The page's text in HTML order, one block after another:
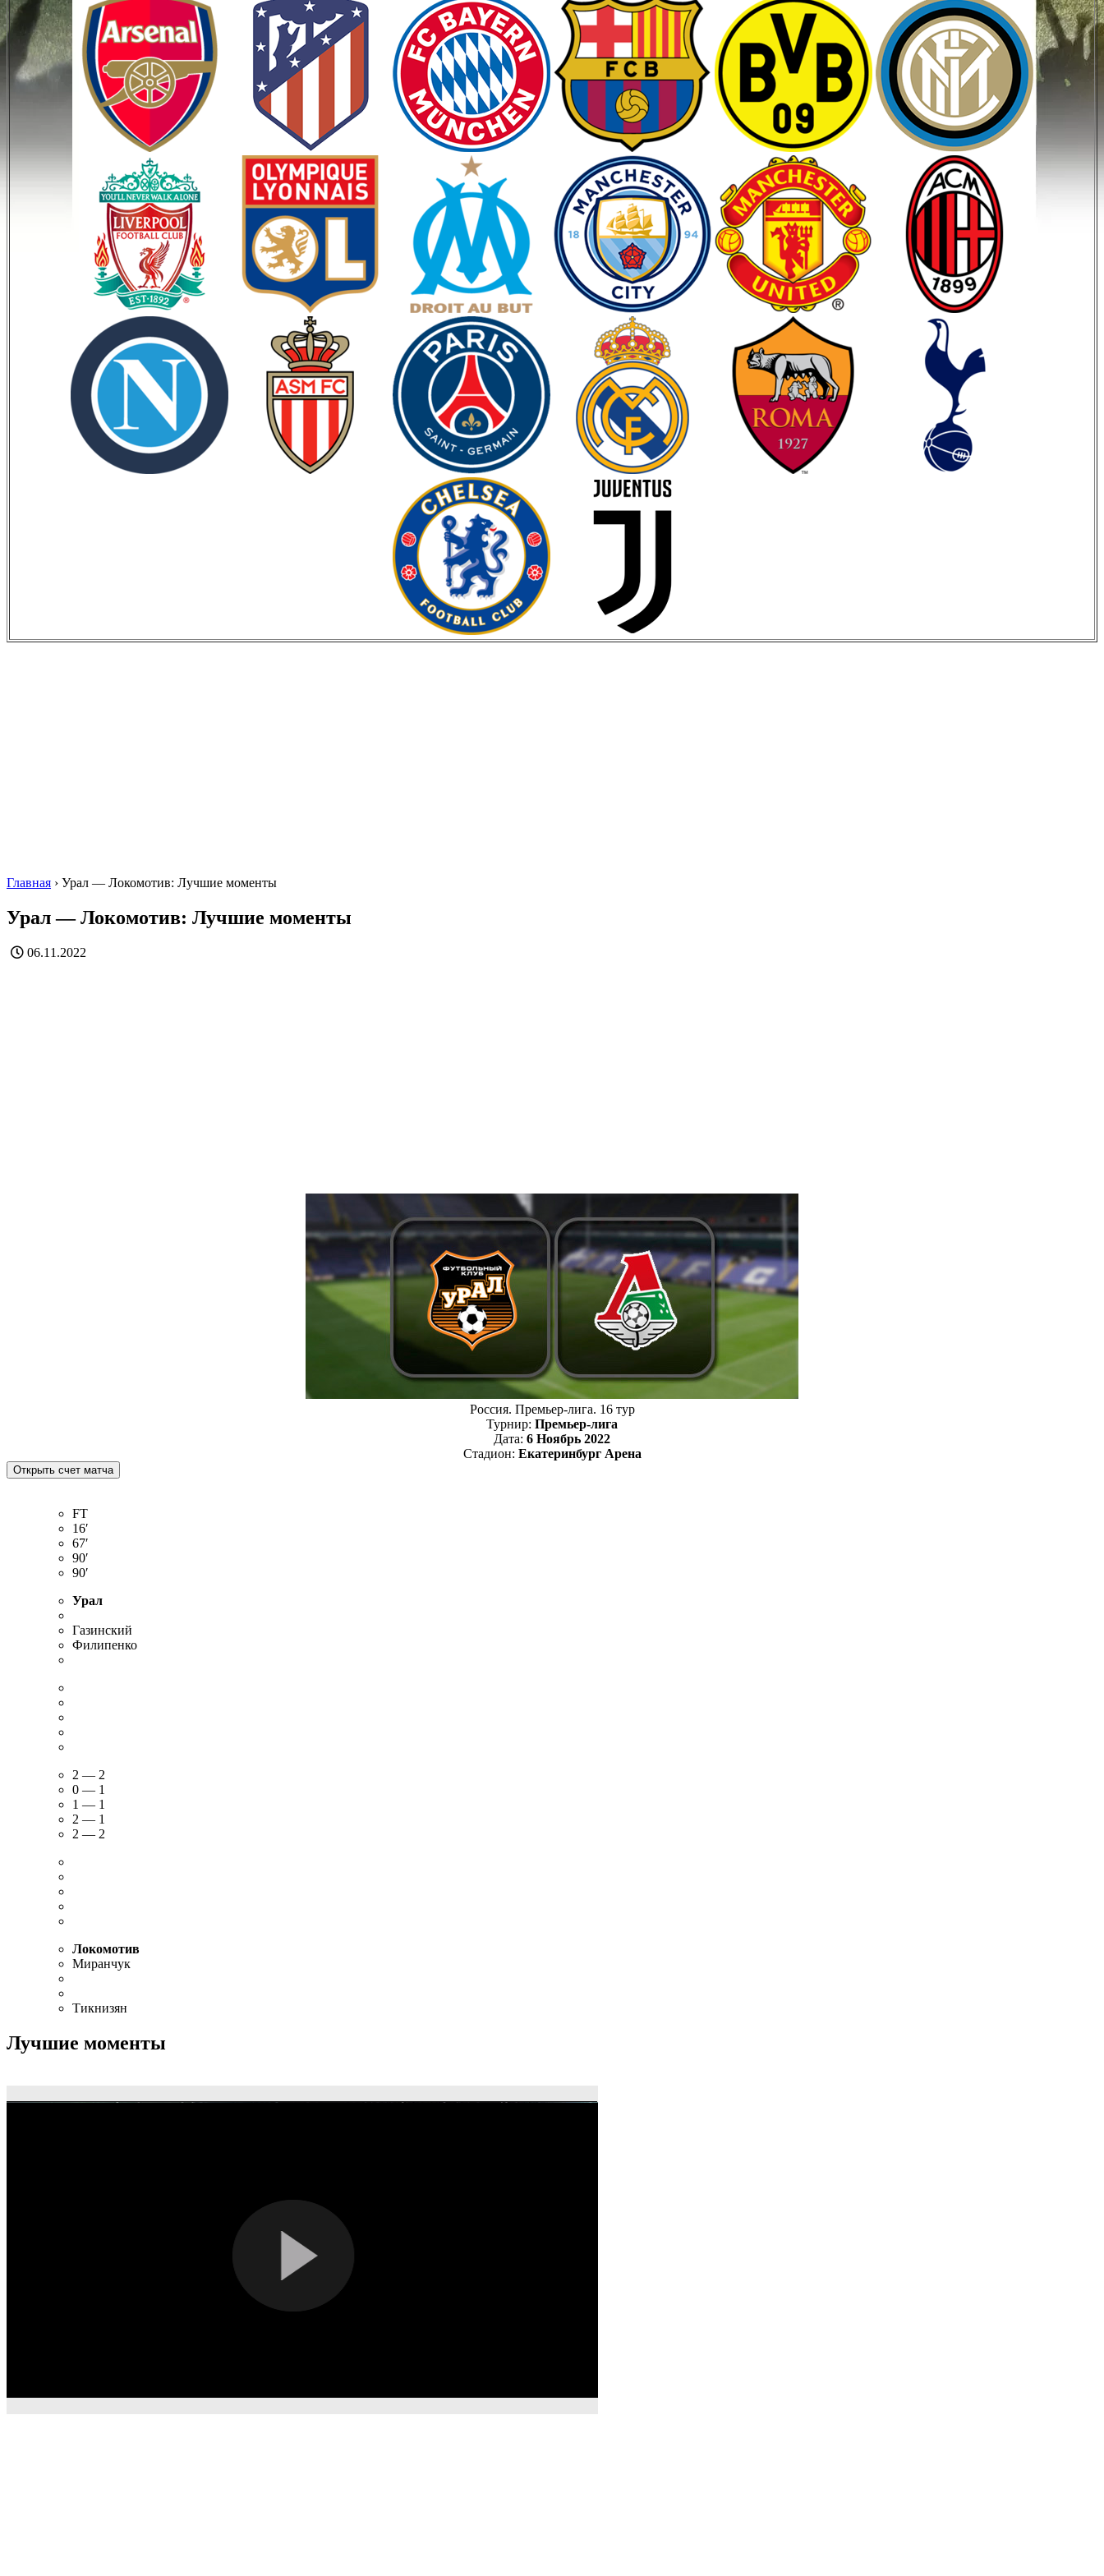
Главная › Урал — Локомотив: Лучшие моменты
Урал — Локомотив: Лучшие моменты
06.11.2022
Россия. Премьер-лига. 16 тур
Турнир: Премьер-лига
Дата: 6 Ноябрь 2022
Стадион: Екатеринбург Арена
FT
16′
67′
90′
90′
Урал
Газинский
Филипенко
2 — 2
0 — 1
1 — 1
2 — 1
2 — 2
Локомотив
Миранчук
Тикнизян
Лучшие моменты